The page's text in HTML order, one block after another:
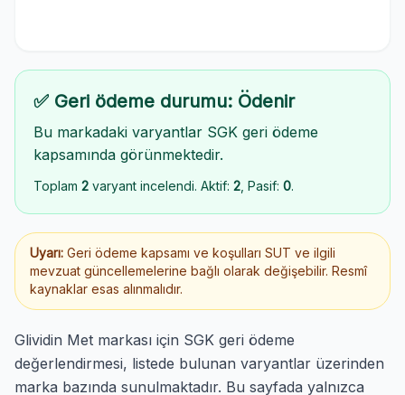
✅ Geri ödeme durumu: Ödenir
Bu markadaki varyantlar SGK geri ödeme
kapsamında görünmektedir.
Toplam 2 varyant incelendi. Aktif: 2 , Pasif: 0.
Uyarı: Geri ödeme kapsamı ve koşulları SUT ve ilgili
mevzuat güncellemelerine bağlı olarak değişebilir. Resmî
kaynaklar esas alınmalıdır.
Glividin Met markası için SGK geri ödeme
değerlendirmesi, listede bulunan varyantlar üzerinden
marka bazında sunulmaktadır. Bu sayfada yalnızca